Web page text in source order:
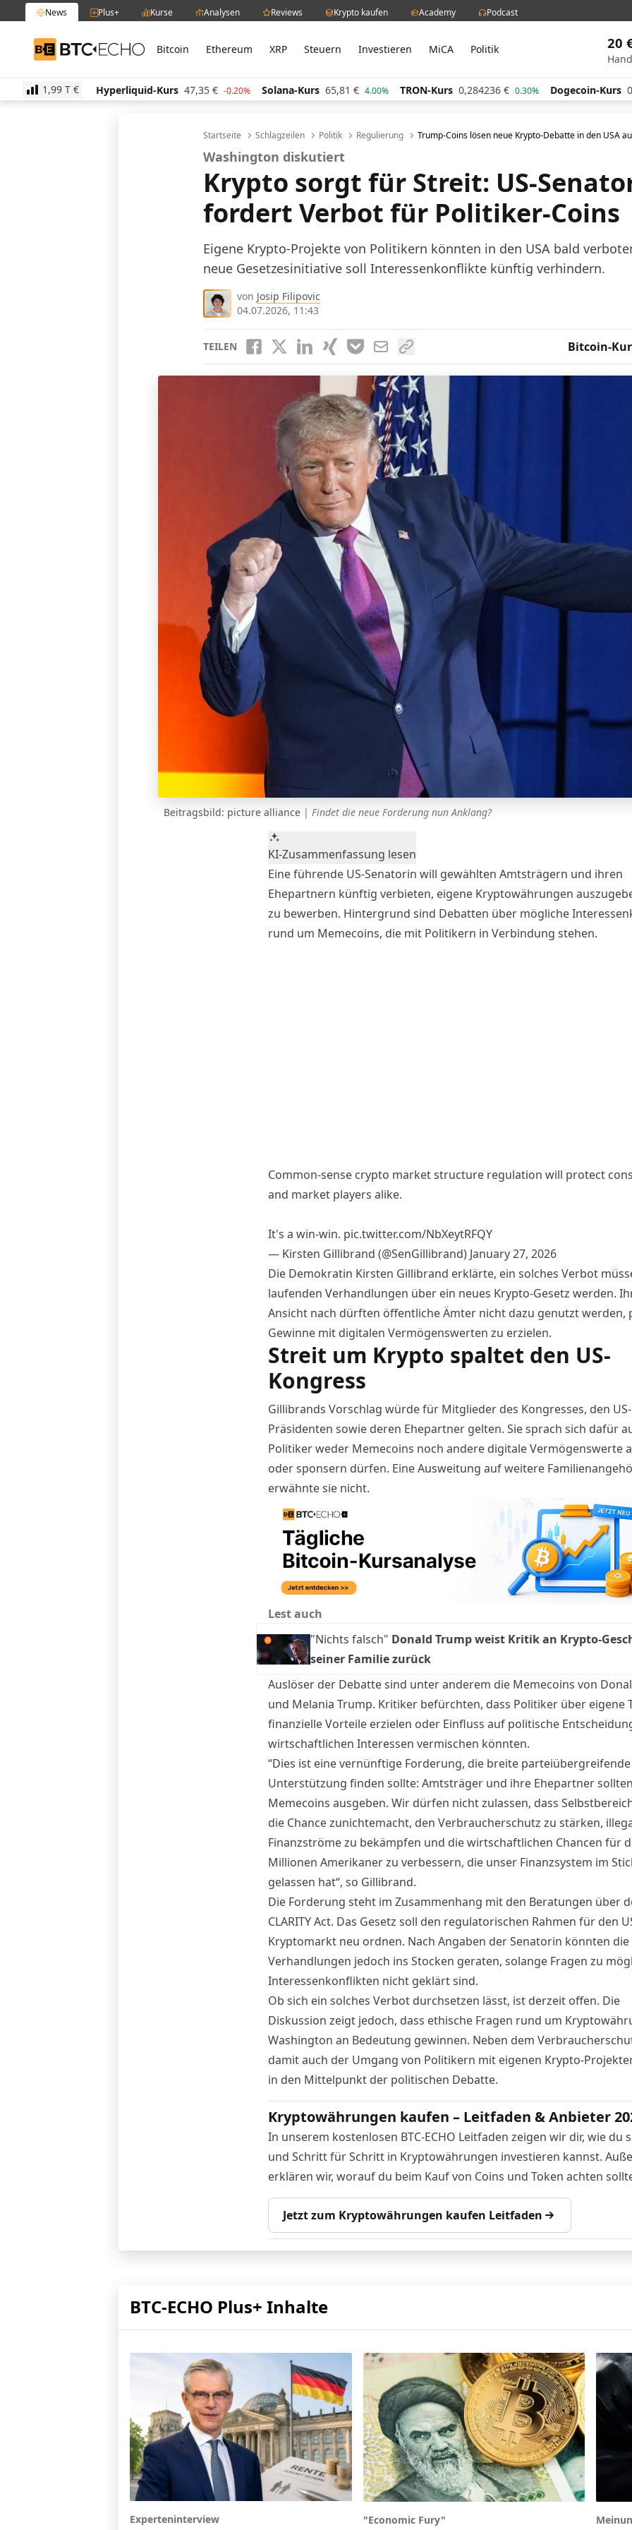
News Plus+ Kurse Analysen Reviews Krypto kaufen Academy Podcast
BTC-ECHO Bitcoin Ethereum XRP Steuern Investieren MiCA Politik 20
1,99 T €
Hyperliquid-Kurs 47,35 € -0.20% Solana-Kurs 65,81 € 4.00% TRON-Kurs 0,284236 € 0.30% Dogecoin-Kurs 0,061347 €
Startseite Schlagzeilen Politik Regulierung Trump-Coins lösen neue Krypto-Debatte in den USA
Washington diskutiert
Krypto sorgt für Streit: US-
fordert Verbot für Politiker-Coins
Eigene Krypto-Projekte von Politikern könnten in den USA bald
neue Gesetzesinitiative soll Interessenkonflikte künftig verhindern.
von Josip Filipovic
04.07.2026, 11:43
TEILEN Bitcoin-
Beitragsbild: picture alliance | Findet die neue Forderung nun Anklang?
KI-Zusammenfassung lesen
Eine führende US-Senatorin will gewählten Amtsträgern und ihren
Ehepartnern künftig verbieten, eigene Kryptowährungen
zu bewerben. Hintergrund sind Debatten über mögliche
rund um Memecoins, die mit Politikern in Verbindung stehen.
Common-sense crypto market structure regulation will protect
and market players alike.
It's a win-win. pic.twitter.com/NbXeytRFQY
— Kirsten Gillibrand (@SenGillibrand) January 27, 2026
Die Demokratin Kirsten Gillibrand erklärte, ein solches Verbot
laufenden Verhandlungen über ein neues Krypto-Gesetz werden.
Ansicht nach dürften öffentliche Ämter nicht dazu genutzt werden,
Gewinne mit digitalen Vermögenswerten zu erzielen.
Streit um Krypto spaltet den US-
Kongress
Gillibrands Vorschlag würde für Mitglieder des Kongresses, den US-
Präsidenten sowie deren Ehepartner gelten. Sie sprach sich dafür
Politiker weder Memecoins noch andere digitale Vermögenswerte
oder sponsern dürfen. Eine Ausweitung auf weitere
erwähnte sie nicht.
Lest auch
"Nichts falsch" Donald Trump weist Kritik an Krypto-
seiner Familie zurück
Auslöser der Debatte sind unter anderem die Memecoins von
und Melania Trump. Kritiker befürchten, dass Politiker über eigene
finanzielle Vorteile erzielen oder Einfluss auf politische
wirtschaftlichen Interessen vermischen könnten.
“Dies ist eine vernünftige Forderung, die breite parteiübergreifende
Unterstützung finden sollte: Amtsträger und ihre Ehepartner
Memecoins ausgeben. Wir dürfen nicht zulassen, dass
die Chance zunichtemacht, den Verbraucherschutz zu stärken,
Finanzströme zu bekämpfen und die wirtschaftlichen Chancen für
Millionen Amerikaner zu verbessern, die unser Finanzsystem im
gelassen hat“, so Gillibrand.
Die Forderung steht im Zusammenhang mit den Beratungen über
CLARITY Act. Das Gesetz soll den regulatorischen Rahmen für den
Kryptomarkt neu ordnen. Nach Angaben der Senatorin könnten die
Verhandlungen jedoch ins Stocken geraten, solange Fragen zu
Interessenkonflikten nicht geklärt sind.
Ob sich ein solches Verbotdurchsetzen lässt, ist derzeit offen. Die
Diskussion zeigt jedoch, dass ethische Fragen rund um
Washington an Bedeutung gewinnen. Neben dem
damit auch der Umgang von Politikern mit eigenen Krypto-
in den Mittelpunkt der politischen Debatte.
Kryptowährungen kaufen – Leitfaden & Anbieter
In unserem kostenlosen BTC-ECHO Leitfaden zeigen wir dir, wie du
und Schritt für Schritt in Kryptowährungen investieren kannst.
erklären wir, worauf du beim Kauf von Coins und Token achten
Jetzt zum Kryptowährungen kaufen Leitfaden
BTC-ECHO Plus+ Inhalte
Experteninterview "Economic Fury"